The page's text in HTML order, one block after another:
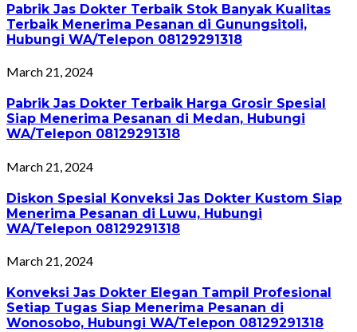
Pabrik Jas Dokter Terbaik Stok Banyak Kualitas
Terbaik Menerima Pesanan di Gunungsitoli,
Hubungi WA/Telepon 08129291318
March 21, 2024
Pabrik Jas Dokter Terbaik Harga Grosir Spesial
Siap Menerima Pesanan di Medan, Hubungi
WA/Telepon 08129291318
March 21, 2024
Diskon Spesial Konveksi Jas Dokter Kustom Siap
Menerima Pesanan di Luwu, Hubungi
WA/Telepon 08129291318
March 21, 2024
Konveksi Jas Dokter Elegan Tampil Profesional
Setiap Tugas Siap Menerima Pesanan di
Wonosobo, Hubungi WA/Telepon 08129291318